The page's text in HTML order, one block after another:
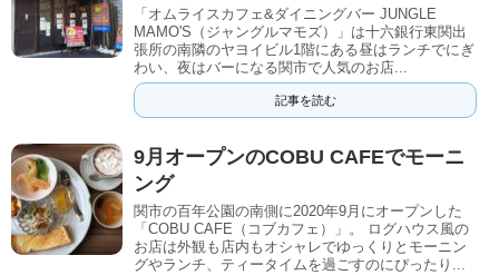
「オムライスカフェ&ダイニングバー JUNGLE
MAMO'S（ジャングルマモズ）」は十六銀行東関出
張所の南隣のヤヨイビル1階にある昼はランチでにぎ
わい、夜はバーになる関市で人気のお店...
記事を読む
9月オープンのCOBU CAFEでモーニ
ング
関市の百年公園の南側に2020年9月にオープンした
「COBU CAFE（コブカフェ）」。 ログハウス風の
お店は外観も店内もオシャレでゆっくりとモーニン
グやランチ、ティータイムを過ごすのにぴったり...